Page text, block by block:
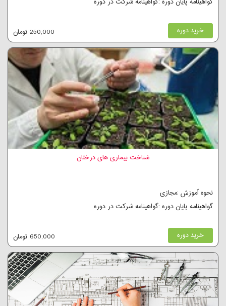
خرید دوره 250,000 تومان
شناخت بیماری های درختان
نحوه آموزش :مجازی
گواهینامه پایان دوره :گواهینامه شرکت در دوره
خرید دوره 650,000 تومان